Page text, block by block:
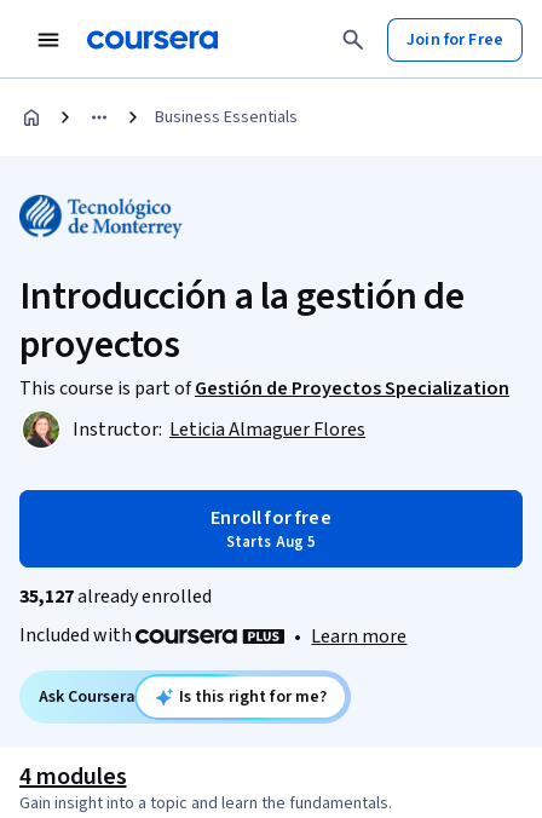
Join for Free
Business Essentials
Introducción a la gestión de
proyectos
This course is part ofGestión de Proyectos Specialization
Instructor: Leticia Almaguer Flores
Enroll for free
Starts Aug 5
35,127already enrolled
Included with
• Learn more
Ask Coursera Is this right for me?
4 modules
Gain insight into a topic and learn the fundamentals.